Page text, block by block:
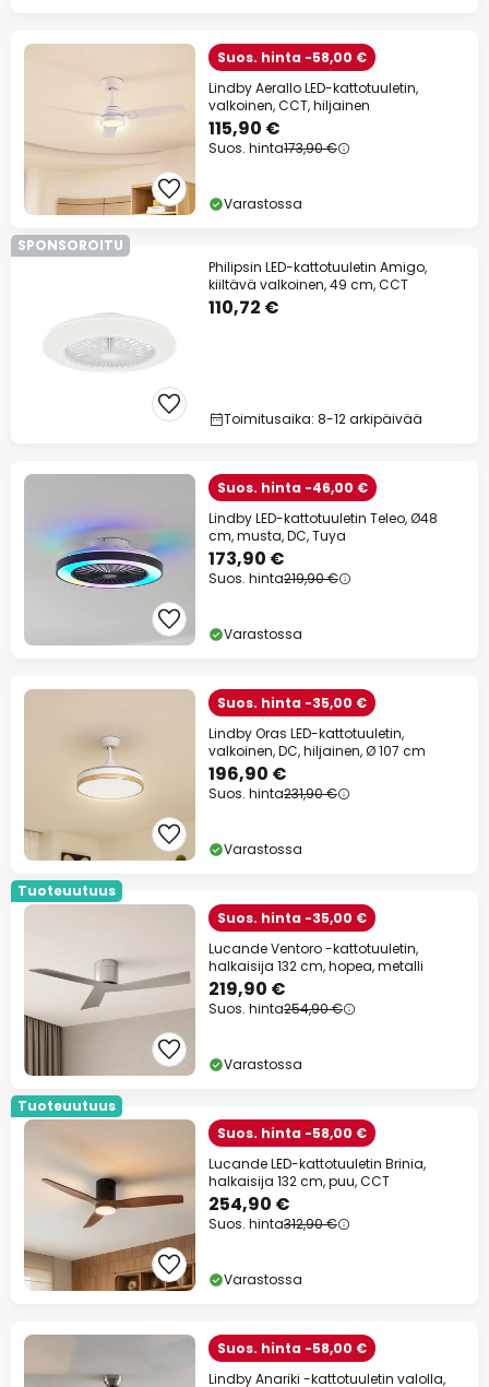
Suos. hinta -58,00 €
Lindby Aerallo LED-kattotuuletin,
valkoinen, CCT, hiljainen
115,90 €
Suos. hinta173,90 €
Varastossa
SPONSOROITU
Philipsin LED-kattotuuletin Amigo,
kiiltävä valkoinen, 49 cm, CCT
110,72 €
Toimitusaika: 8-12 arkipäivää
Suos. hinta -46,00 €
Lindby LED-kattotuuletin Teleo, Ø48
cm, musta, DC, Tuya
173,90 €
Suos. hinta219,90 €
Varastossa
Suos. hinta -35,00 €
Lindby Oras LED-kattotuuletin,
valkoinen, DC, hiljainen, Ø 107 cm
196,90 €
Suos. hinta231,90 €
Varastossa
Tuoteuutuus
Suos. hinta -35,00 €
Lucande Ventoro -kattotuuletin,
halkaisija 132 cm, hopea, metalli
219,90 €
Suos. hinta254,90 €
Varastossa
Tuoteuutuus
Suos. hinta -58,00 €
Lucande LED-kattotuuletin Brinia,
halkaisija 132 cm, puu, CCT
254,90 €
Suos. hinta312,90 €
Varastossa
Suos. hinta -58,00 €
Lindby Anariki -kattotuuletin valolla,